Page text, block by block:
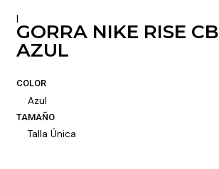
|
GORRA NIKE RISE
AZUL
COLOR
Azul
TAMAÑO
Talla Única